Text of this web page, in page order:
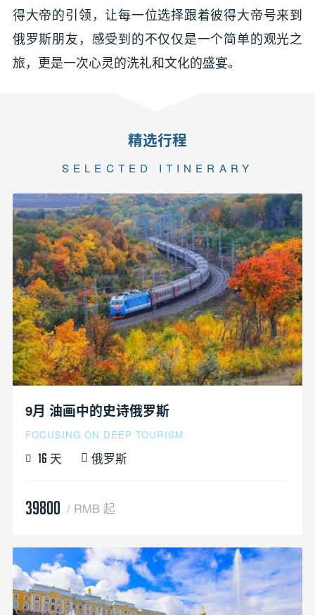
得大帝的引领，让每一位选择跟着彼得大帝号来到
俄罗斯朋友，感受到的不仅仅是一个简单的观光之
旅，更是一次心灵的洗礼和文化的盛宴。
精选行程
SELECTED ITINERARY
9月 油画中的史诗俄罗斯
FOCUSING ON DEEP TOURISM
16 天 俄罗斯
39800 / RMB 起